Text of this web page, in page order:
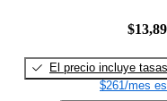
El precio incluye tasas
$261/mes